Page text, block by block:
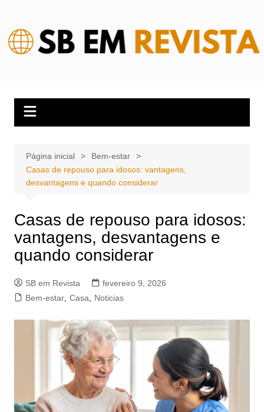
conteúdo
Página inicial
Bem-estar
Casas de repouso para idosos: vantagens,
desvantagens e quando considerar
Casas de repouso para idosos:
vantagens, desvantagens e
quando considerar
SB em Revista
fevereiro 9, 2026
Bem-estar, Casa Noticias